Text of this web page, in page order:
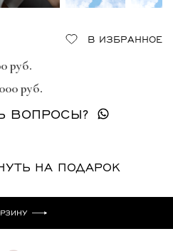
В ИЗБРАННОЕ
руб.
руб.
ВОПРОСЫ?
НА ПОДАРОК